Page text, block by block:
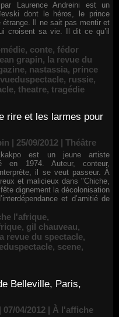
Laurence Andreini est un
dont le héros, le prince
Il ne sait pas mentir et
croisent sa vie. Il dit ce qu’il
, conte, fédor
grapin, la revue du
, nastassia, prince
, russie,
, theatre, tragédie
rire et les larmes pour
| 25/09/2012 | Théâtre
est un jeune artiste
en 1974. Auteur, conteur,
il se veut passeur. À
et malicieux dans "Chiche,
fête dignement la décolonisation
et d’amitié de
l'afrique,
, gil chauveau,
revue du spectacle,
, scene,
Belleville, Paris,
04/2012 | À l'affiche